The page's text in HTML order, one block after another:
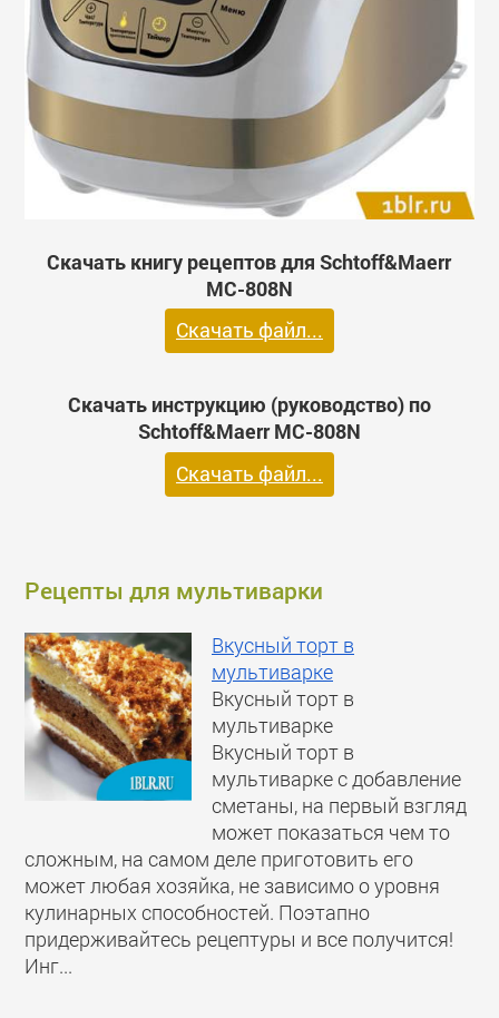
Скачать книгу рецептов для Schtoff&Maerr
МС-808N
Скачать файл...
Скачать инструкцию (руководство) по
Schtoff&Maerr МС-808N
Скачать файл...
Рецепты для мультиварки
Вкусный торт в
мультиварке
Вкусный торт в
мультиварке
Вкусный торт в
мультиварке с добавление
сметаны, на первый взгляд
может показаться чем то
сложным, на самом деле приготовить его
может любая хозяйка, не зависимо о уровня
кулинарных способностей. Поэтапно
придерживайтесь рецептуры и все получится!
Инг...